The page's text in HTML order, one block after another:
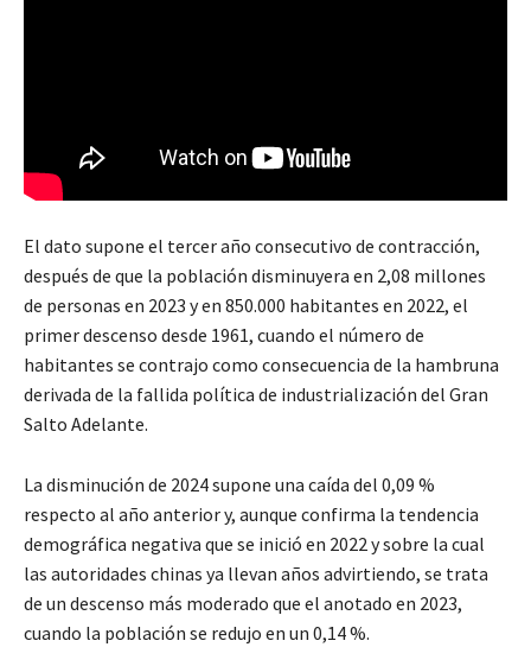
El dato supone el tercer año consecutivo de contracción,
después de que la población disminuyera en 2,08 millones
de personas en 2023 y en 850.000 habitantes en 2022, el
primer descenso desde 1961, cuando el número de
habitantes se contrajo como consecuencia de la hambruna
derivada de la fallida política de industrialización del Gran
Salto Adelante.
La disminución de 2024 supone una caída del 0,09 %
respecto al año anterior y, aunque confirma la tendencia
demográfica negativa que se inició en 2022 y sobre la cual
las autoridades chinas ya llevan años advirtiendo, se trata
de un descenso más moderado que el anotado en 2023,
cuando la población se redujo en un 0,14 %.